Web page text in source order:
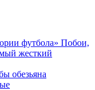
футбола» Побои,
жесткий
обезьяна